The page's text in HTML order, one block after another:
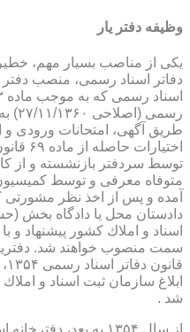
وظیفه دفتر یار
یكی از مناصب بسیار مهم،
دفاتر اسناد رسمی، منصب
طریق آگهی، امتحانات ورودی و
توسط سردفتر بازنشسته و از
متوفاه معرفی و توسط
آمده و پس از اخذ نظر مشورتی
دادستان محل یا دادگاه بخش
اسناد و املاك كشور پیشنهاد و
ابلاغ سازمان ثبت اسناد و
شد .